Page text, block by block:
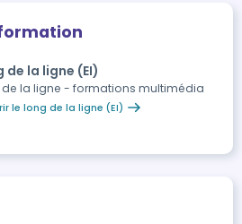
de la ligne (EI)
la ligne - formations multimédia
le long de la ligne (EI)